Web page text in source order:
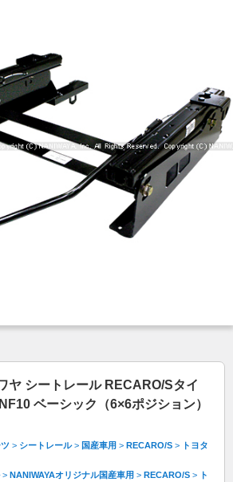
ヤ シートレール RECARO/Sタイ
ベーシック（6×6ポジション）
> シートレール> 国産車用 > RECARO/S >
トヨタ
> NANIWAYAオリジナル国産車用 > RECARO/S >
ト